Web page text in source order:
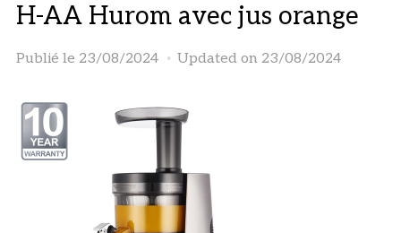
H-AA Hurom avec jus orange
Publié le 23/08/2024 Updated on 23/08/2024